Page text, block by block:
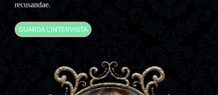
recusandae.
GUARDA L'INTERVISTA